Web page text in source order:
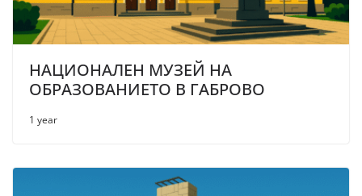
НАЦИОНАЛЕН МУЗЕЙ НА
ОБРАЗОВАНИЕТО В ГАБРОВО
1 year